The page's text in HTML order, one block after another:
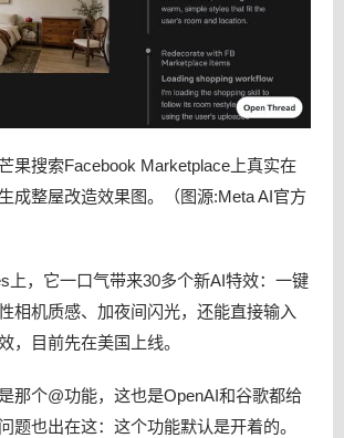
果搜索Facebook Marketplace上真实在
成整屋改造效果图。（图源:Meta AI官方
上，它一口气带来30多个新AI特效：一键
相机质感、加夜间闪光，还能直接输入
，目前先在美国上线。
那个@功能，这也是OpenAI和谷歌都给
题也出在这：这个功能默认是开着的。